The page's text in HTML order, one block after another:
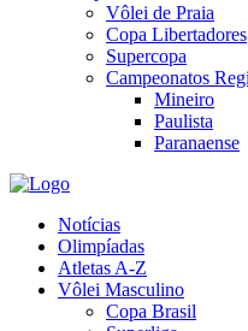
Vôlei de Praia
Copa Libertadores
Supercopa
Campeonatos
Mineiro
Paulista
Paranaense
Notícias
Olimpíadas
Atletas A-Z
Vôlei Masculino
Copa Brasil